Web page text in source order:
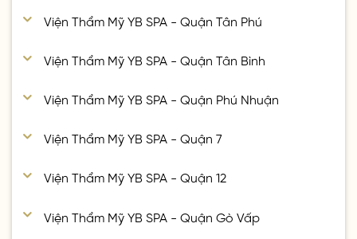
Viện Thẩm Mỹ YB SPA - Quận Tân Phú
Viện Thẩm Mỹ YB SPA - Quận Tân Bình
Viện Thẩm Mỹ YB SPA - Quận Phú Nhuận
Viện Thẩm Mỹ YB SPA - Quận 7
Viện Thẩm Mỹ YB SPA - Quận 12
Viện Thẩm Mỹ YB SPA - Quận Gò Vấp